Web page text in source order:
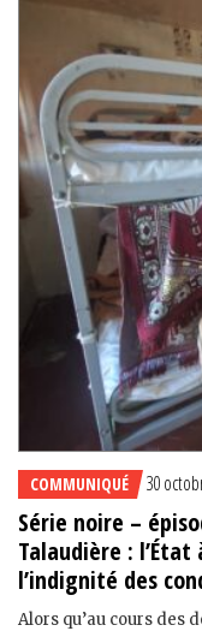
COMMUNIQUÉ 30
Série noire –
Talaudière :
l’indignité des
Alors qu’au cours des